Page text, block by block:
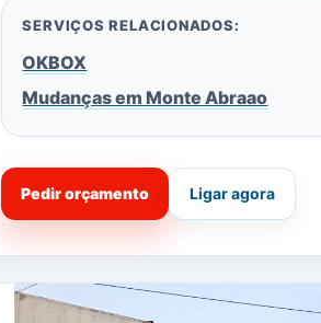
SERVIÇOS RELACIONADOS:
OKBOX
Mudanças em Monte Abraao
Pedir orçamento Ligar agora